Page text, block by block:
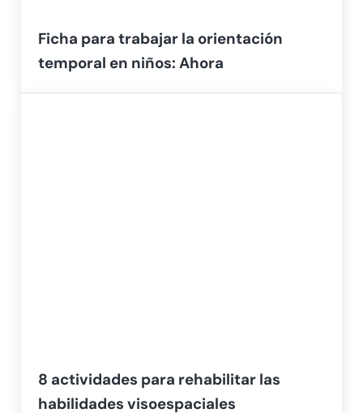
Ficha para trabajar la orientación
temporal en niños: Ahora
8 actividades para rehabilitar las
habilidades visoespaciales